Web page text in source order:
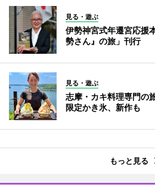
見る・遊ぶ
伊勢神宮式年遷宮応
勢さん』の旅」刊行
見る・遊ぶ
志摩・カキ料理専門の
限定かき氷、新作も
もっと見る